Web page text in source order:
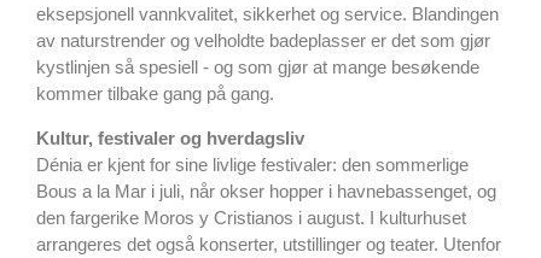
eksepsjonell vannkvalitet, sikkerhet og service. Blandingen
av naturstrender og velholdte badeplasser er det som gjør
kystlinjen så spesiell - og som gjør at mange besøkende
kommer tilbake gang på gang.
Kultur, festivaler og hverdagsliv
Dénia er kjent for sine livlige festivaler: den sommerlige
Bous a la Mar i juli, når okser hopper i havnebassenget, og
den fargerike Moros y Cristianos i august. I kulturhuset
arrangeres det også konserter, utstillinger og teater. Utenfor